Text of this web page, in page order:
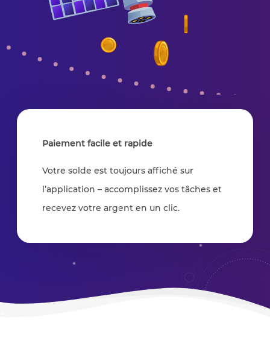
Paiement facile et rapide
Votre solde est toujours affiché sur
l’application – accomplissez vos tâches et
recevez votre argent en un clic.